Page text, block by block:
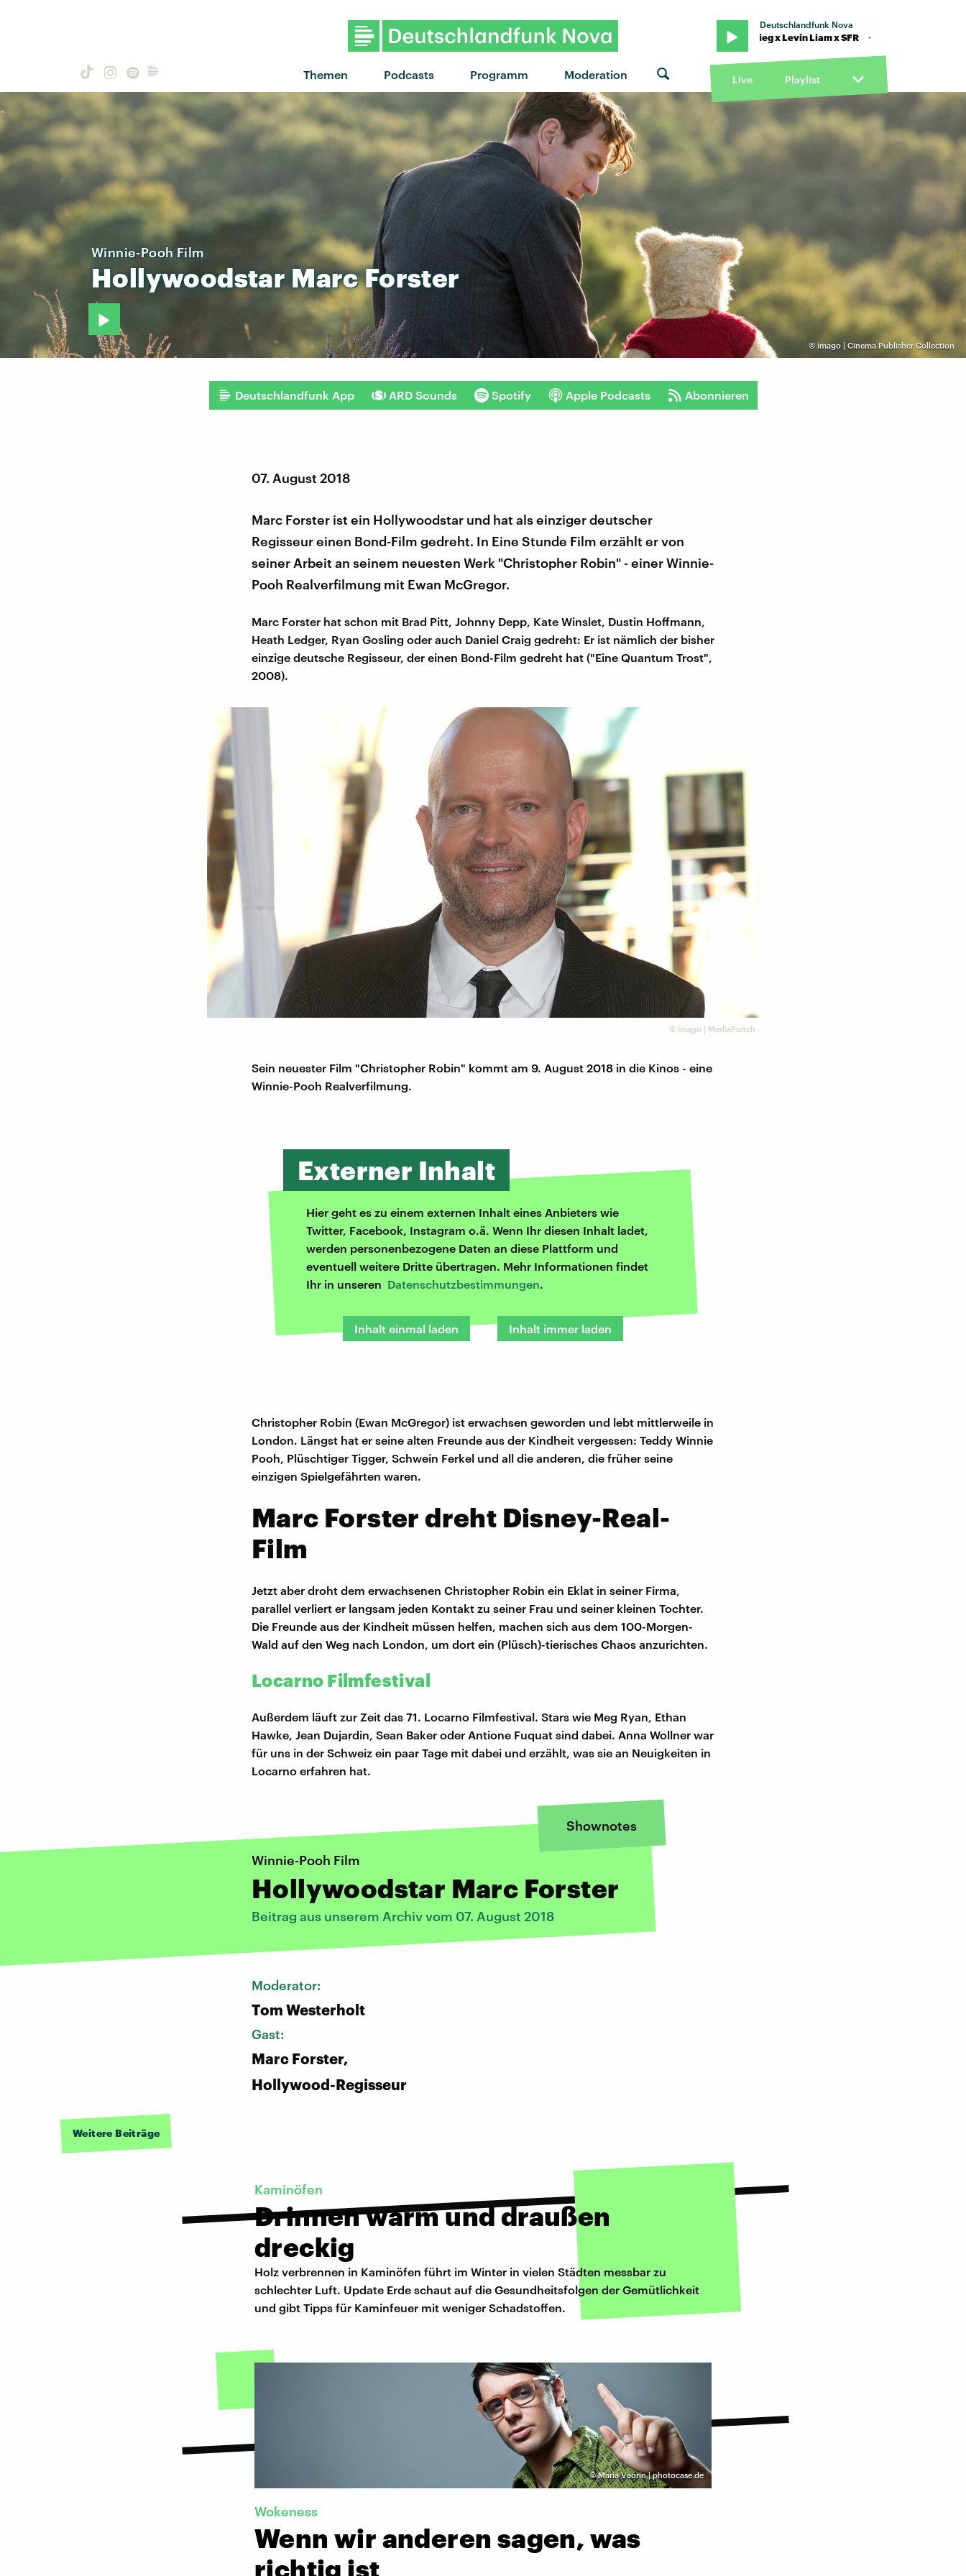
Themen Podcasts Programm Moderation
Deutschlandfunk Nova
"Für dich da" von Trettmann feat. KitschKrieg x Levin Liam x SFR · "Für dich da" von Trettmann
Live Playlist
© imago | Cinema Publisher Collection
Winnie-Pooh Film
HollywoodstarMarcForster
Deutschlandfunk App ARD Sounds Spotify Apple Podcasts Abonnieren
07. August 2018
Marc Forster ist ein Hollywoodstar und hat als einziger deutscher
Regisseur einen Bond-Film gedreht. In Eine Stunde Film erzählt er von
seiner Arbeit an seinem neuesten Werk "Christopher Robin" - einer Winnie-
Pooh Realverfilmung mit Ewan McGregor.
Marc Forster hat schon mit Brad Pitt, Johnny Depp, Kate Winslet, Dustin Hoffmann,
Heath Ledger, Ryan Gosling oder auch Daniel Craig gedreht: Er ist nämlich der bisher
einzige deutsche Regisseur, der einen Bond-Film gedreht hat ("Eine Quantum Trost",
2008).
© imago | MediaPunch
Sein neuester Film "Christopher Robin" kommt am 9. August 2018 in die Kinos - eine
Winnie-Pooh Realverfilmung.
Externer Inhalt
Hier geht es zu einem externen Inhalt eines Anbieters wie
Twitter, Facebook, Instagram o.ä. Wenn Ihr diesen Inhalt ladet,
werden personenbezogene Daten an diese Plattform und
eventuell weitere Dritte übertragen. Mehr Informationen findet
Ihr in unseren Datenschutzbestimmungen.
Inhalt einmal laden Inhalt immer laden
Christopher Robin (Ewan McGregor) ist erwachsen geworden und lebt mittlerweile in
London. Längst hat er seine alten Freunde aus der Kindheit vergessen: Teddy Winnie
Pooh, Plüschtiger Tigger, Schwein Ferkel und all die anderen, die früher seine
einzigen Spielgefährten waren.
Marc Forster dreht Disney-Real-
Film
Jetzt aber droht dem erwachsenen Christopher Robin ein Eklat in seiner Firma,
parallel verliert er langsam jeden Kontakt zu seiner Frau und seiner kleinen Tochter.
Die Freunde aus der Kindheit müssen helfen, machen sich aus dem 100-Morgen-
Wald auf den Weg nach London, um dort ein (Plüsch)-tierisches Chaos anzurichten.
Locarno Filmfestival
Außerdem läuft zur Zeit das 71. Locarno Filmfestival. Stars wie Meg Ryan, Ethan
Hawke, Jean Dujardin, Sean Baker oder Antione Fuquat sind dabei. Anna Wollner war
für uns in der Schweiz ein paar Tage mit dabei und erzählt, was sie an Neuigkeiten in
Locarno erfahren hat.
Shownotes
Winnie-Pooh Film
Hollywoodstar Marc Forster
Beitrag aus unserem Archiv vom 07. August 2018
Moderator:
Tom Westerholt
Gast:
Marc Forster,
Hollywood-Regisseur
Weitere Beiträge
Kaminöfen
Drinnen warm und draußen
dreckig
Holz verbrennen in Kaminöfen führt im Winter in vielen Städten messbar zu
schlechter Luft. Update Erde schaut auf die Gesundheitsfolgen der Gemütlichkeit
und gibt Tipps für Kaminfeuer mit weniger Schadstoffen.
©Maria Vaorin | photocase.de
Wokeness
Wenn wir anderen sagen, was
richtig ist